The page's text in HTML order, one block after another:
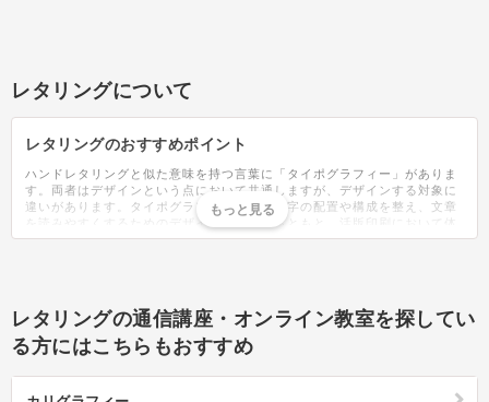
レタリングについて
レタリングのおすすめポイント
ハンドレタリングと似た意味を持つ言葉に「タイポグラフィー」がありま
す。両者はデザインという点において共通しますが、デザインする対象に
違いがあります。タイポグラフィーとは、文字の配置や構成を整え、文章
を読みやすくするためのデザインのこと。もともと、活版印刷において体
裁を整えるために使われる技術でした。現在は印刷物だけでなく、文字の
ました。1つ目は「レタリンググラス」。レタリングが施されたお洒落な
グラスのことです。カフェのようなお洒落さで、SNSにも映えることから
人気がある韓国雑貨。2つ目は「レタリングケーキ」。誕生日ケーキのこ
レタリングの通信講座・オンライン教室を探してい
る方にはこちらもおすすめ